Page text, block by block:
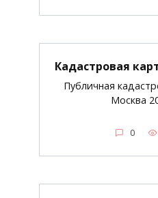
Кадастровая
Публичная
Москва
0